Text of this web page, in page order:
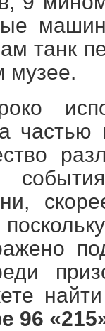
танк
музее.
частью
96